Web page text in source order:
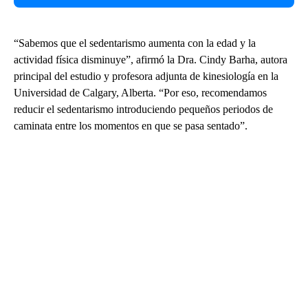
“Sabemos que el sedentarismo aumenta con la edad y la
actividad física disminuye”, afirmó la Dra. Cindy Barha, autora
principal del estudio y profesora adjunta de kinesiología en la
Universidad de Calgary, Alberta. “Por eso, recomendamos
reducir el sedentarismo introduciendo pequeños periodos de
caminata entre los momentos en que se pasa sentado”.